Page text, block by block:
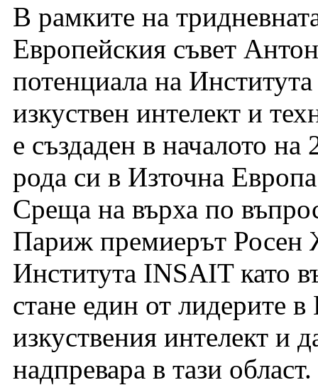
В рамките на
Европейския съвет
потенциала на
изкуствен интелект и
е създаден в началото
рода си в Източна
Среща на върха по
Париж премиерът Росен
Института INSAIT като
стане един от лидерите
изкуствения интелект и
надпревара в тази област.